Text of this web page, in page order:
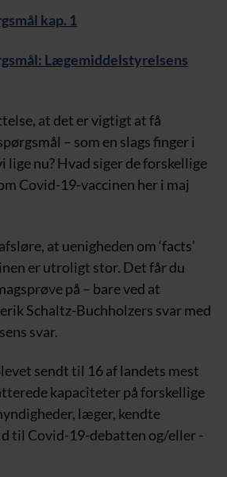
kap. 1
Lægemiddelstyrelsens
at det er vigtigt at få
– som en slags finger i
lige nu? Hvad siger de forskellige
Covid-19-vaccinen her i maj
at uenigheden om ‘facts’
er utroligt stor. Det får du
på – bare ved at
Schaltz-Buchholzers svar med
svar.
sendt til 16 af landets mest
kapaciteter på forskellige
læger, kendte
til Covid-19-debatten og/eller -